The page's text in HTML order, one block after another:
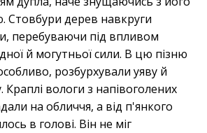
Стовбури дерев навкруги
перебуваючи під впливом
й могутньої сили. В цю пізню
розбурхували уяву й
вологи з напівоголених
на обличчя, а від п'янкого
в голові. Він не міг